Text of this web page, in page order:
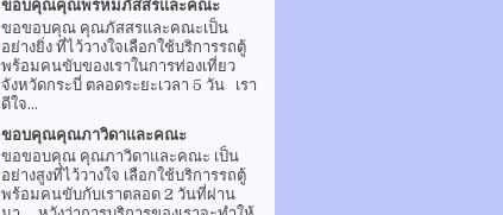
ขอบคุณคุณพรหมภัสสรและคณะ
ขอขอบคุณ คุณภัสสรและคณะเป็น
อย่างยิ่ง ที่ไว้วางใจเลือกใช้บริการรถตู้
พร้อมคนขับของเราในการท่องเที่ยว
จังหวัดกระบี่ ตลอดระยะเวลา 5 วัน เรา
ดีใจ...
ขอบคุณคุณภาวิดาและคณะ
ขอขอบคุณ คุณภาวิดาและคณะ เป็น
อย่างสูงที่ไว้วางใจ เลือกใช้บริการรถตู้
พร้อมคนขับกับเราตลอด 2 วันที่ผ่าน